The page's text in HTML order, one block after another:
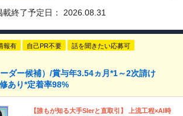
載終了予定日： 2026.08.31
報有 自己PR不要 話を聞きたい応募可
ダー候補）/賞与年3.54ヵ月*1～2次請け
あり*定着率98%
【誰もが知る大手SIerと直取引】 上流工程×AI時